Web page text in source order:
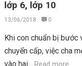
lớp 6, lớp 10
13/06/2018 0
Khi con chuẩn bị
chuyển cấp, việc cha
vào hai...